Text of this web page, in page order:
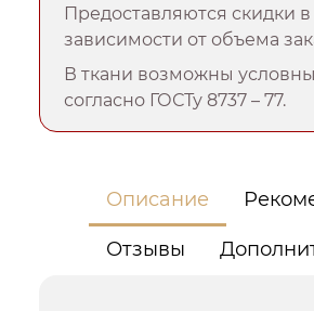
Предоставляются скидки в
зависимости от объема
В ткани возможны
согласно ГОСТу 8737 – 77.
Описание
Отзывы